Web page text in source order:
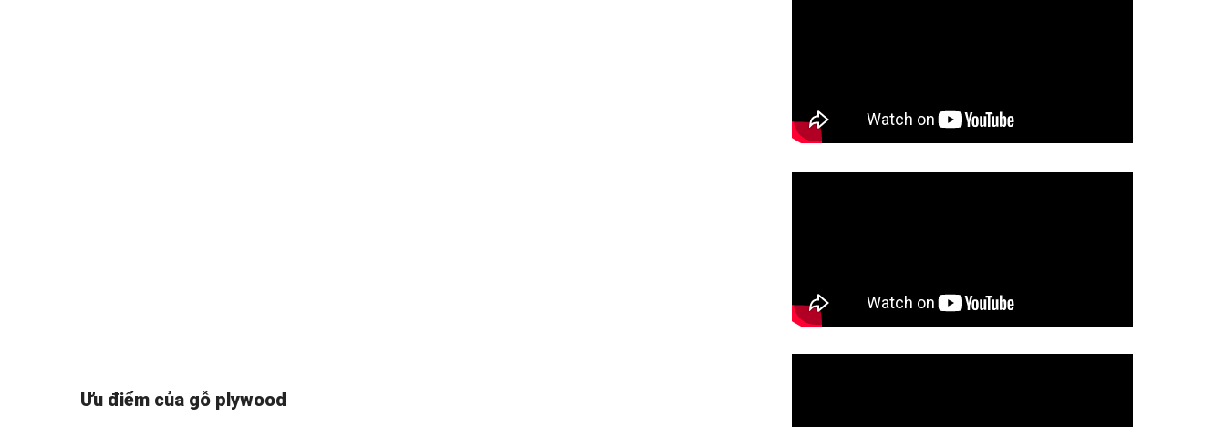
Ưu điểm của gỗ plywood